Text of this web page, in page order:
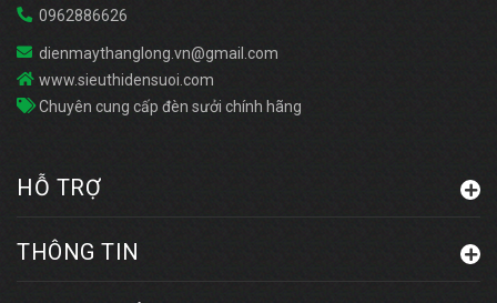
0962886626
dienmaythanglong.vn@gmail.com
www.sieuthidensuoi.com
Chuyên cung cấp đèn sưởi chính hãng
HỖ TRỢ
THÔNG TIN